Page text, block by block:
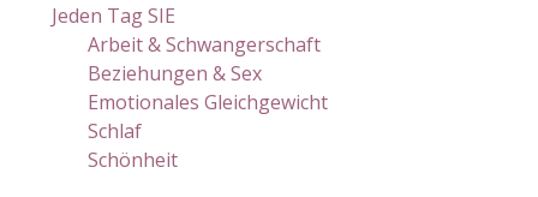
Jeden Tag SIE
Arbeit & Schwangerschaft
Beziehungen & Sex
Emotionales Gleichgewicht
Schlaf
Schönheit